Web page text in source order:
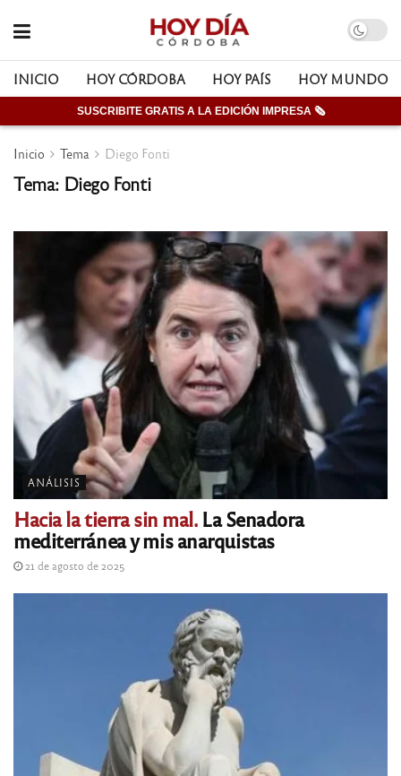
INICIO HOY CÓRDOBA HOY PAÍS HOY MUNDO
SUSCRIBITE GRATIS A LA EDICIÓN IMPRESA 🗞
Inicio Tema Diego Fonti
Tema: Diego Fonti
ANÁLISIS
Hacia la tierra sin mal.La Senadora
mediterránea y mis anarquistas
21 de agosto de 2025